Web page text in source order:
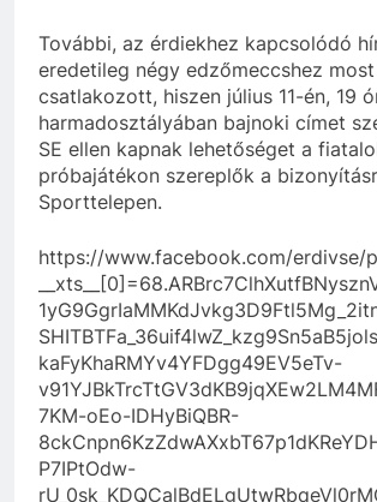
További, az érdiekhez kapcsolódó
eredetileg négy edzőmeccshez
csatlakozott, hiszen július 11-én, 19
harmadosztályában bajnoki címet
SE ellen kapnak lehetőséget a
próbajátékon szereplők a
Sporttelepen.
https://www.facebook.com/erdivse/
kaFyKhaRMYv4YFDgg49EV5eTv-
7KM-oEo-IDHyBiQBR-
P7IPtOdw-